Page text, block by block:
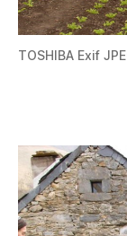
TOSHIBA Exif